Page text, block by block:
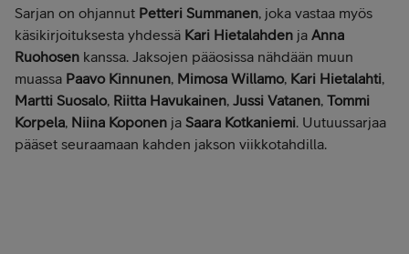
Sarjan on ohjannut Petteri Summanen, joka vastaa myös
käsikirjoituksesta yhdessä Kari Hietalahden ja Anna
Ruohosen kanssa. Jaksojen pääosissa nähdään muun
muassa Paavo Kinnunen, Mimosa Willamo, Kari Hietalahti,
Martti Suosalo, Riitta Havukainen, Jussi Vatanen, Tommi
Korpela, Niina Koponen ja Saara Kotkaniemi. Uutuussarjaa
pääset seuraamaan kahden jakson viikkotahdilla.